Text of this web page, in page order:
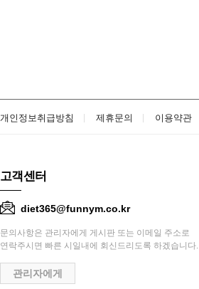
개인정보취급방침 제휴문의 이용약관
고객센터
diet365@funnym.co.kr
문의사항은 관리자에게 게시판 또는 이메일 주소로
연락주시면 빠른 시일내에 회신드리도록 하겠습니다.
관리자에게